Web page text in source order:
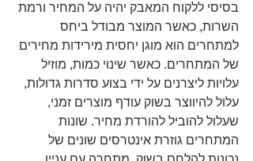
בסיסי ללקוח המאבק יהיה על המחיר ורמת
השרות, כאשר המוצר מבודל ביחס
למתחרים הוא מוגן יחסית מירידות מחירים
של המתחרים. כאשר שינוי כמות, מוזיל
עלויות ליצרנים על ידי בצוע סדרות גדולות,
עלול להיווצר בשוק עודף מוצרים זמני,
שעלול להוביל להורדת מחיר. שונות
המתחרים גוזרת אינטרסים שונים של